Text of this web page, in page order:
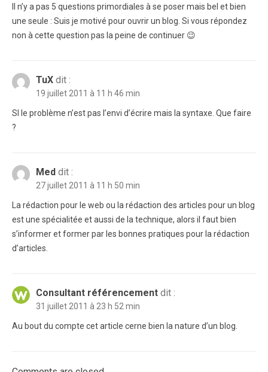
Il n’y a pas 5 questions primordiales à se poser mais bel et bien
une seule : Suis je motivé pour ouvrir un blog. Si vous répondez
non à cette question pas la peine de continuer 😉
TuX dit :
19 juillet 2011 à 11 h 46 min
SI le problème n’est pas l’envi d’écrire mais la syntaxe. Que faire
?
Med dit :
27 juillet 2011 à 11 h 50 min
La rédaction pour le web ou la rédaction des articles pour un blog
est une spécialitée et aussi de la technique, alors il faut bien
s’informer et former par les bonnes pratiques pour la rédaction
d’articles.
Consultant référencement dit :
31 juillet 2011 à 23 h 52 min
Au bout du compte cet article cerne bien la nature d’un blog.